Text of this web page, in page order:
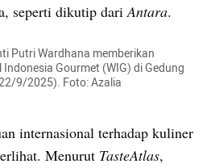
seperti dikutip dari Antara.
Putri Wardhana memberikan
Gourmet (WIG) di Gedung
9/2025). Foto: Azalia
internasional terhadap kuliner
Menurut TasteAtlas,